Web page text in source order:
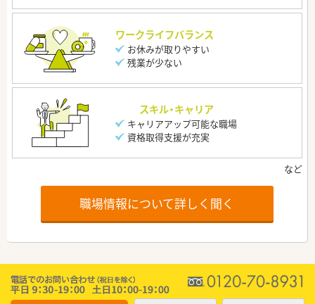
ワークライフバランス
お休みが取りやすい
残業が少ない
スキル・キャリア
キャリアアップ可能な職場
資格取得支援が充実
職場情報について詳しく聞く